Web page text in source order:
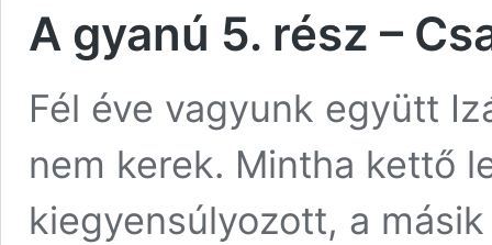
A gyanú 5. rész –
Fél éve vagyunk együtt
nem kerek. Mintha kettő
kiegyensúlyozott, a